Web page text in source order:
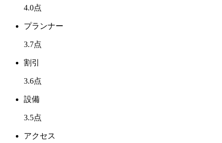
4.0点
プランナー
3.7点
割引
3.6点
設備
3.5点
アクセス